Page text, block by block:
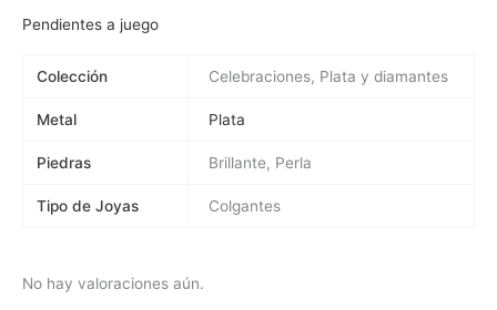
Pendientes a juego
Colección Celebraciones, Plata y diamantes
Metal Plata
Piedras Brillante, Perla
Tipo de Joyas Colgantes
No hay valoraciones aún.